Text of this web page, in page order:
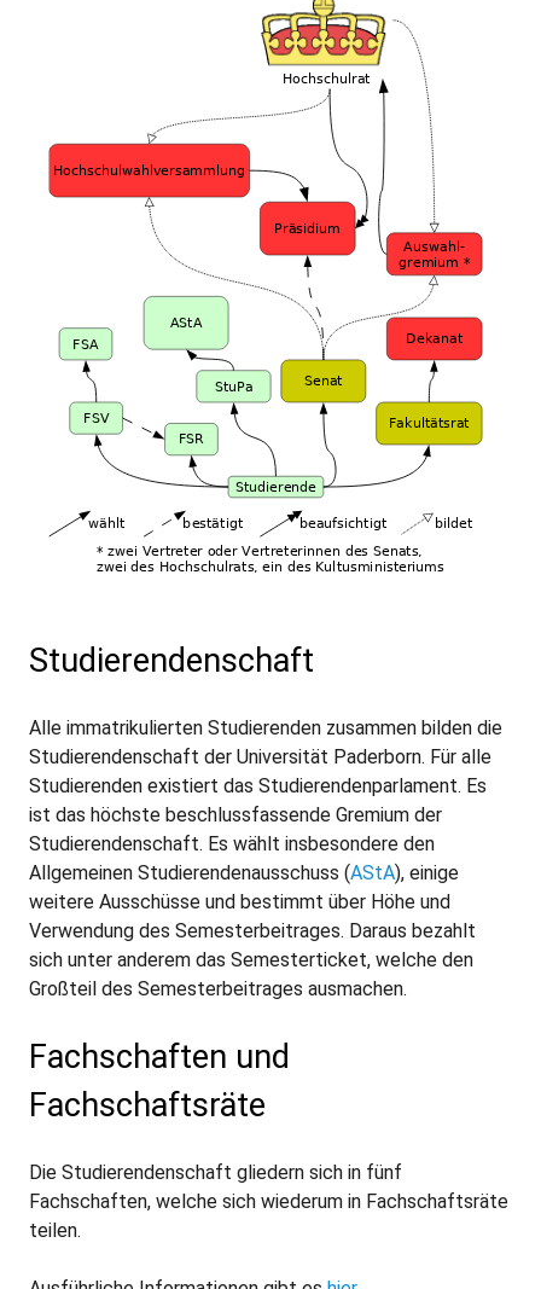
Studierendenschaft
Alle immatrikulierten Studierenden zusammen bilden die
Studierendenschaft der Universität Paderborn. Für alle
Studierenden existiert das Studierendenparlament. Es
ist das höchste beschlussfassende Gremium der
Studierendenschaft. Es wählt insbesondere den
Allgemeinen Studierendenausschuss (AStA), einige
weitere Ausschüsse und bestimmt über Höhe und
Verwendung des Semesterbeitrages. Daraus bezahlt
sich unter anderem das Semesterticket, welche den
Großteil des Semesterbeitrages ausmachen.
Fachschaften und
Fachschaftsräte
Die Studierendenschaft gliedern sich in fünf
Fachschaften, welche sich wiederum in Fachschaftsräte
teilen.